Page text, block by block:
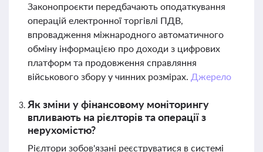
Законопроєкти передбачають оподаткування
операцій електронної торгівлі ПДВ,
впровадження міжнародного автоматичного
обміну інформацією про доходи з цифрових
платформ та продовження справляння
військового збору у чинних розмірах. Джерело
Як зміни у фінансовому моніторингу
впливають на рієлторів та операції з
нерухомістю?
Рієлтори зобов'язані реєструватися в системі